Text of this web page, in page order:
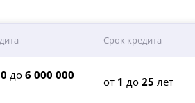
Срок кредита
до6 000 000
от 1 до25 лет